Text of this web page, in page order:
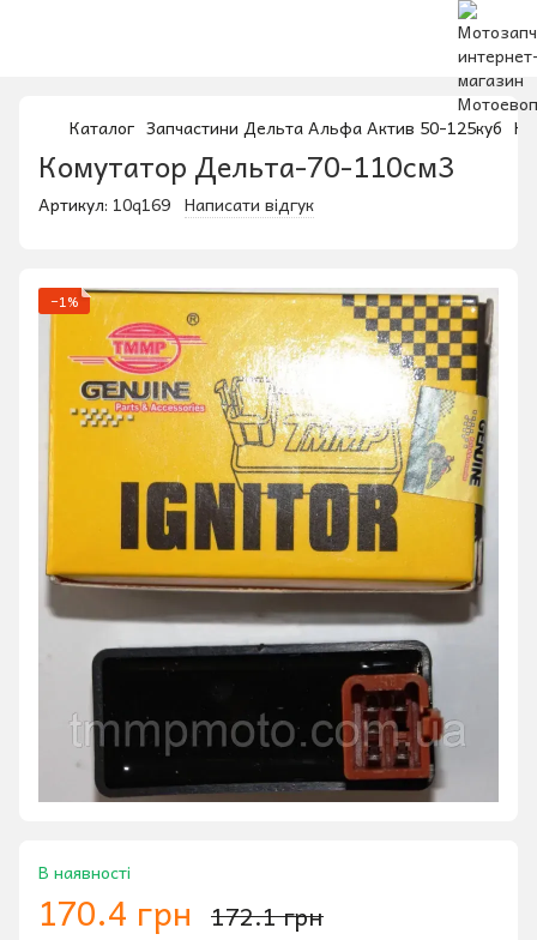
Каталог Запчастини Дельта Альфа Актив 50-125куб
Комутатор Дельта-70-110см3
Артикул: 10q169 Написати відгук
−1%
В наявності
170.4 грн 172.1 грн